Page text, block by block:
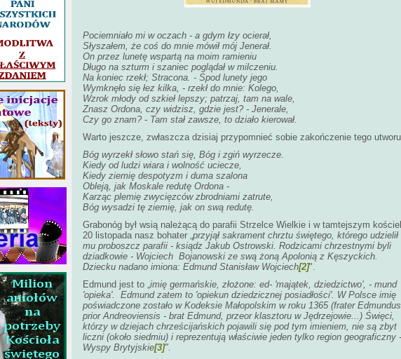
Pociemniało mi w oczach - a gdym łzy ocierał,
Słyszałem, że coś do mnie mówił mój Jenerał.
On przez lunetę wspartą na moim ramieniu
Długo na szturm i szaniec poglądał w milczeniu.
Na koniec rzekł; Stracona. - Spod lunety jego
Wymknęło się łez kilka, - rzekł do mnie: Kolego,
Wzrok młody od szkieł lepszy; patrzaj, tam na wale,
Znasz Ordona, czy widzisz, gdzie jest? - Jenerale,
Czy go znam? - Tam stał zawsze, to działo kierował.
Warto jeszcze, zwłaszcza dzisiaj przypomnieć sobie zakończenie tego
Bóg wyrzekł słowo stań się, Bóg i zgiń wyrzecze.
Kiedy od ludzi wiara i wolność uciecze,
Kiedy ziemię despotyzm i duma szalona
Obleją, jak Moskale redutę Ordona -
Karząc plemię zwycięzców zbrodniami zatrute,
Bóg wysadzi tę ziemię, jak on swą redutę.
Grabonóg był wsią należącą do parafii Strzelce Wielkie i w tamtejszym
20 listopada nasz bohater „przyjął sakrament chrztu świętego, którego udzielił
mu proboszcz parafii - ksiądz Jakub Ostrowski. Rodzicami chrzestnymi byli
dziadkowie - Wojciech Bojanowski ze swą żoną Apolonią z Kęszyckich.
Dziecku nadano imiona: Edmund Stanisław Wojciech[2]".
Edmund jest to „imię germańskie, złożone: ed- 'majątek, dziedzictwo', - mund
'opieka'. Edmund zatem to 'opiekun dziedzicznej posiadłości'. W Polsce imię
poświadczone zostało w Kodeksie Małopolskim w roku 1365 (frater
prior Andreoviensis - brat Edmund, przeor klasztoru w Jędrzejowie...) Święci,
którzy w dziejach chrześcijańskich pojawili się pod tym imieniem, nie są zbyt
liczni (około siedmiu) i reprezentują właściwie jeden tylko region geograficzny -
Wyspy Brytyjskie[3]".